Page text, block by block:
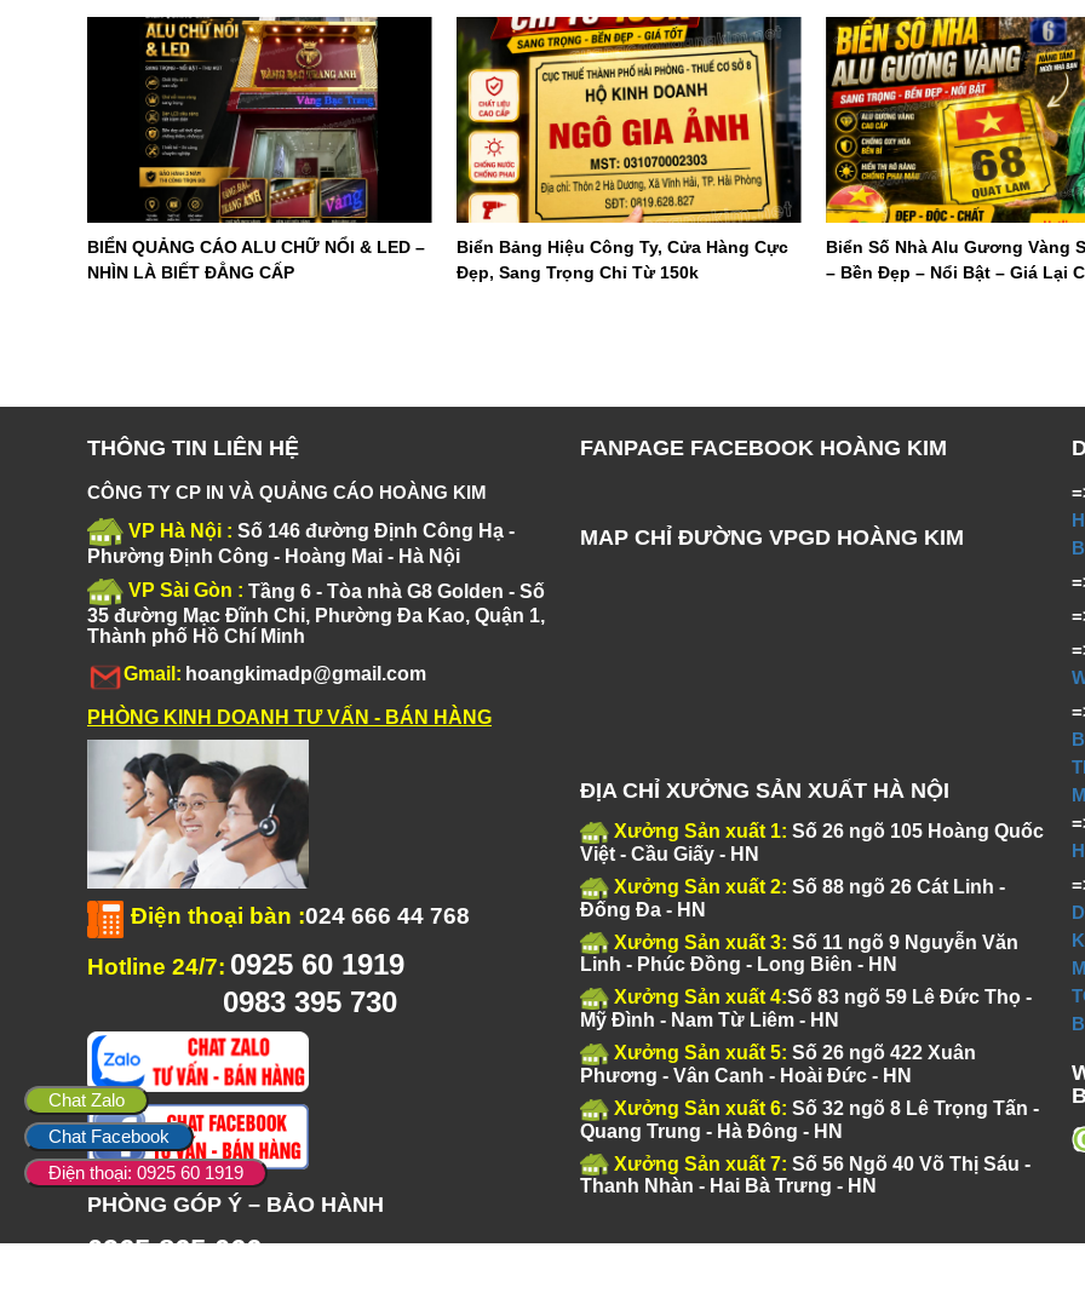
BIỂN QUẢNG CÁO ALU CHỮ NỔI & LED –
NHÌN LÀ BIẾT ĐẲNG CẤP
Biển Bảng Hiệu Công Ty, Cửa Hàng Cực
Đẹp, Sang Trọng Chỉ Từ 150k
Biển Số Nhà Alu Gương Vàng
– Bền Đẹp – Nổi Bật – Giá Lại
THÔNG TIN LIÊN HỆ
CÔNG TY CP IN VÀ QUẢNG CÁO HOÀNG KIM
VP Hà Nội : Số 146 đường Định Công Hạ -
Phường Định Công - Hoàng Mai - Hà Nội
VP Sài Gòn : Tầng 6 - Tòa nhà G8 Golden - Số
35 đường Mạc Đĩnh Chi, Phường Đa Kao, Quận 1,
Thành phố Hồ Chí Minh
Gmail: hoangkimadp@gmail.com
PHÒNG KINH DOANH TƯ VẤN - BÁN HÀNG
Điện thoại bàn :024 666 44 768
Hotline 24/7: 0925 60 1919
0983 395 730
PHÒNG GÓP Ý – BẢO HÀNH
0965 865 066
FANPAGE FACEBOOK HOÀNG KIM
MAP CHỈ ĐƯỜNG VPGD HOÀNG KIM
ĐỊA CHỈ XƯỞNG SẢN XUẤT HÀ NỘI
Xưởng Sản xuất 1: Số 26 ngõ 105 Hoàng Quốc
Việt - Cầu Giấy - HN
Xưởng Sản xuất 2: Số 88 ngõ 26 Cát Linh -
Đống Đa - HN
Xưởng Sản xuất 3: Số 11 ngõ 9 Nguyễn Văn
Linh - Phúc Đồng - Long Biên - HN
Xưởng Sản xuất 4:Số 83 ngõ 59 Lê Đức Thọ -
Mỹ Đình - Nam Từ Liêm - HN
Xưởng Sản xuất 5: Số 26 ngõ 422 Xuân
Phương - Vân Canh - Hoài Đức - HN
Xưởng Sản xuất 6: Số 32 ngõ 8 Lê Trọng Tấn -
Quang Trung - Hà Đông - HN
Xưởng Sản xuất 7: Số 56 Ngõ 40 Võ Thị Sáu -
Thanh Nhàn - Hai Bà Trưng - HN
Chat Zalo
Chat Facebook
Điện thoại: 0925 60 1919